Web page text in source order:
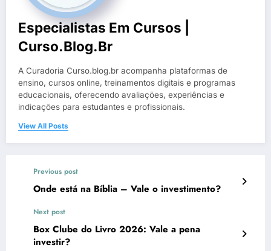
Especialistas Em Cursos |
Curso.blog.br
A Curadoria Curso.blog.br acompanha plataformas de
ensino, cursos online, treinamentos digitais e programas
educacionais, oferecendo avaliações, experiências e
indicações para estudantes e profissionais.
View All Posts
Previous post
Onde está na Bíblia – Vale o investimento?
Next post
Box Clube do Livro 2026: Vale a pena
investir?